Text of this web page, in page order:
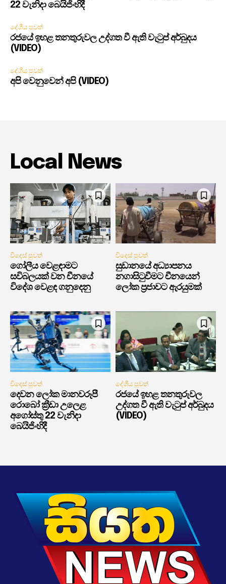
22 වැනිදා බෙයිජිංහිදී
දේශීය පුවත්
රජයේ ඉහළ තනතුරුවල උද්ගත වී ඇති වැටුප් අර්බුදය
(VIDEO)
දේශීය පුවත්
අපි වෙනුවෙන් අපි (VIDEO)
Local News
විදෙස් පුවත්
ගෝලීය වෙළඳාමට
සවිබලයක් වන චීනයේ
විදේශ වෙළඳ ගනුදෙනු
විදෙස් පුවත්
සුඩානයේ අධ්‍යාපනය
නගාසිටුවීමට චීනයෙන්
ලෝක ප්‍රජාවට ඇරයුමක්
විදෙස් පුවත්
දෙවන ලෝක මානවරූපී
රොබෝ ක්‍රීඩා උලෙළ
අගෝස්තු 22 වැනිදා
බෙයිජිංහිදී
දේශීය පුවත්
රජයේ ඉහළ තනතුරුවල
උද්ගත වී ඇති වැටුප් අර්බුදය
(VIDEO)